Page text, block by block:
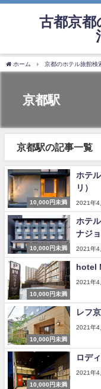
古都京都
ホーム 京都のホテル旅館検
京都駅
京都駅の記事一覧
10,000円未満
ホテ
リ）
2021年4
10,000円未満
ホテ
ナジョ
2021年4
10,000円未満
hotel
2021年4
10,000円未満
レフ
2021年4
10,000円未満
ロデ
2021年4